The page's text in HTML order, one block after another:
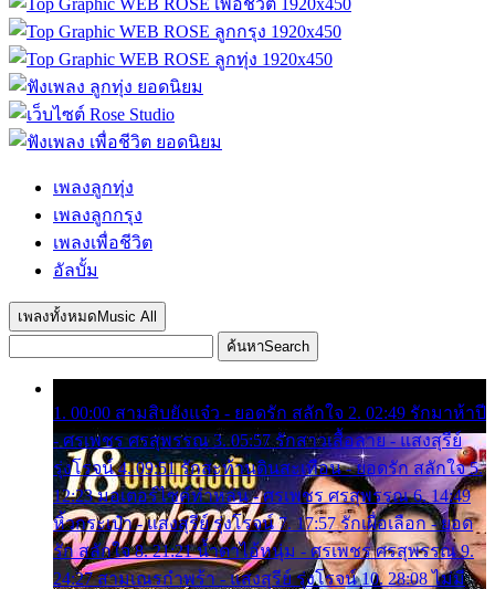
เพลงลูกทุ่ง
เพลงลูกกรุง
เพลงเพื่อชีวิต
อัลบั้ม
เพลงทั้งหมด Music All
ค้นหาSearch
1. 00:00 สามสิบยังแจ๋ว - ยอดรัก สลักใจ 2. 02:49 รักมาห้าปี
- ศรเพชร ศรสุพรรณ 3. 05:57 รักสาวเสื้อลาย - แสงสุรีย์
รุ่งโรจน์ 4. 09:51 รักสะท้านดินสะเทือน - ยอดรัก สลักใจ 5.
12:23 มอเตอร์ไซค์ทำหล่น - ศรเพชร ศรสุพรรณ 6. 14:49
หิ้วกระเป๋า - แสงสุรีย์ รุ่งโรจน์ 7. 17:57 รักเผื่อเลือก - ยอด
รัก สลักใจ 8. 21:21 น้ำตาไอ้หนุ่ม - ศรเพชร ศรสุพรรณ 9.
24:27 สามเณรกำพร้า - แสงสุรีย์ รุ่งโรจน์ 10. 28:08 ไม่มี